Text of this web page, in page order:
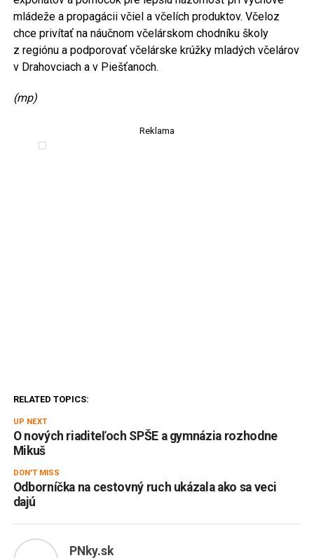
mládeže a propagácii včiel a včelích produktov. Včeloz
chce privítať na náučnom včelárskom chodníku školy
z regiónu a podporovať včelárske krúžky mladých včelárov
v Drahovciach a v Piešťanoch.
(mp)
Reklama
RELATED TOPICS:
UP NEXT
O nových riaditeľoch SPŠE a gymnázia rozhodne
Mikuš
DON'T MISS
Odborníčka na cestovný ruch ukázala ako sa veci
dajú
PNky.sk